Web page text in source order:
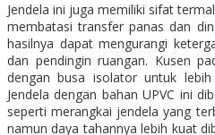
Jendela ini juga memiliki sifat
membatasi transfer panas dan
hasilnya dapat mengurangi
dan pendingin ruangan. Kusen
dengan busa isolator untuk
Jendela dengan bahan UPVC ini
seperti merangkai jendela yang
namun daya tahannya lebih kuat